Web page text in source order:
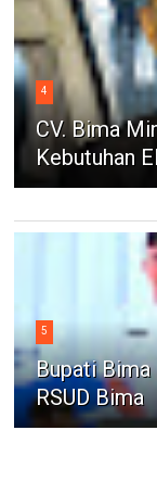
4
CV. Bima
Kebutuhan
5
Bupati Bima
RSUD Bima